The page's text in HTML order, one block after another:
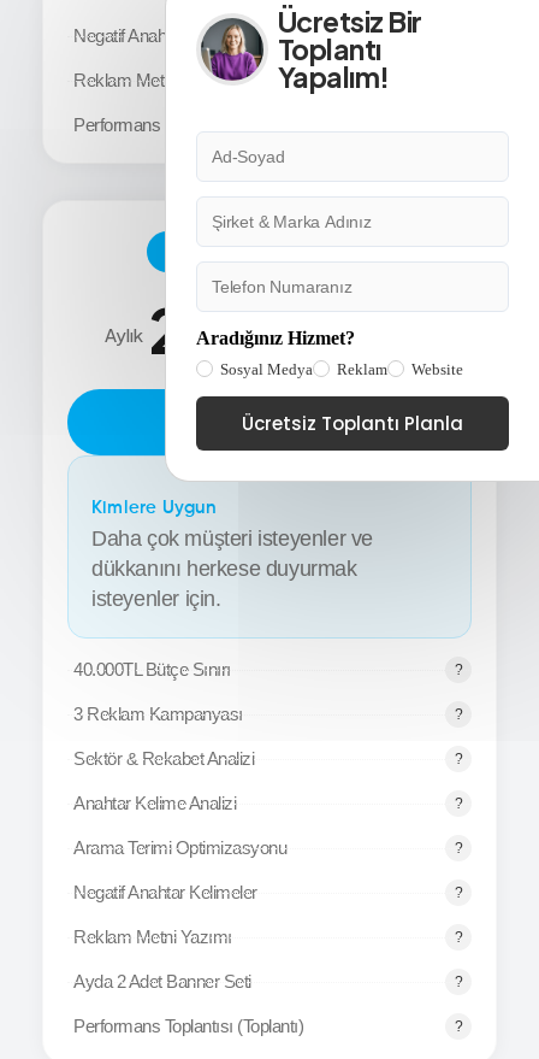
Negatif Anahtar Kelimeler
Reklam Metni Yazımı
Performans Toplantısı (Telefon)
Premium Paket
Aylık 24.589
Hemen Abone Ol
Kimlere Uygun
Daha çok müşteri isteyenler ve
dükkanını herkese duyurmak
isteyenler için.
40.000TL Bütçe Sınırı
3 Reklam Kampanyası
Sektör & Rekabet Analizi
Anahtar Kelime Analizi
Arama Terimi Optimizasyonu
Negatif Anahtar Kelimeler
Reklam Metni Yazımı
Ayda 2 Adet Banner Seti
Performans Toplantısı (Toplantı)
Ücretsiz Bir
Toplantı
Yapalım!
Aradığınız Hizmet?
Sosyal Medya Reklam Website
Ücretsiz Toplantı Planla